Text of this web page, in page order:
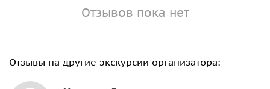
Отзывов пока нет
Отзывы на другие экскурсии организатора: